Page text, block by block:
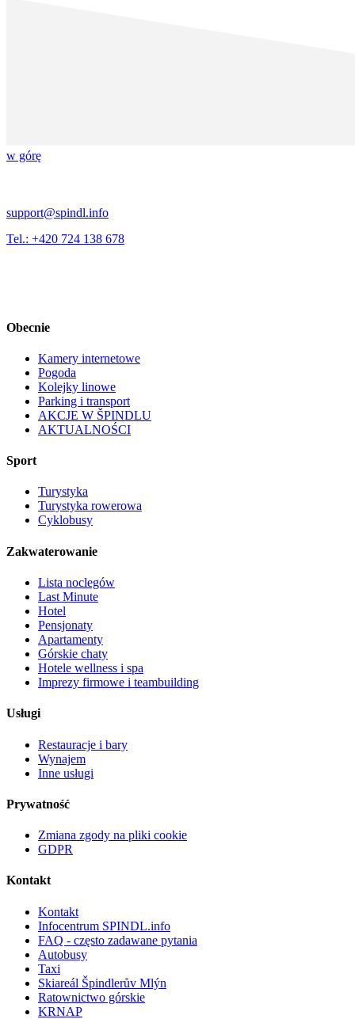
w górę
support@spindl.info
Tel.: +420 724 138 678
Obecnie
Kamery internetowe
Pogoda
Kolejky linowe
Parking i transport
AKCJE W ŠPINDLU
AKTUALNOŚCI
Sport
Turystyka
Turystyka rowerowa
Cyklobusy
Zakwaterowanie
Lista noclegów
Last Minute
Hotel
Pensjonaty
Apartamenty
Górskie chaty
Hotele wellness i spa
Imprezy firmowe i teambuilding
Usługi
Restauracje i bary
Wynajem
Inne usługi
Prywatność
Zmiana zgody na pliki cookie
GDPR
Kontakt
Kontakt
Infocentrum SPINDL.info
FAQ - często zadawane pytania
Autobusy
Taxi
Skiareál Špindlerův Mlýn
Ratownictwo górskie
KRNAP